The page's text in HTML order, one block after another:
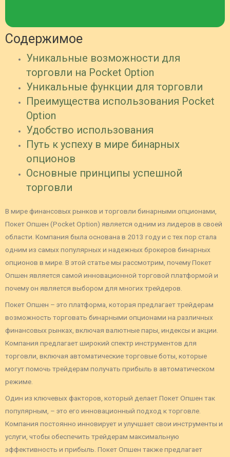
Содержимое
Уникальные возможности для
торговли на Pocket Option
Уникальные функции для торговли
Преимущества использования Pocket
Option
Удобство использования
Путь к успеху в мире бинарных
опционов
Основные принципы успешной
торговли
В мире финансовых рынков и торговли бинарными опционами,
Покет Опшен (Pocket Option) является одним из лидеров в своей
области. Компания была основана в 2013 году и с тех пор стала
одним из самых популярных и надежных брокеров бинарных
опционов в мире. В этой статье мы рассмотрим, почему Покет
Опшен является самой инновационной торговой платформой и
почему он является выбором для многих трейдеров.
Покет Опшен – это платформа, которая предлагает трейдерам
возможность торговать бинарными опционами на различных
финансовых рынках, включая валютные пары, индексы и акции.
Компания предлагает широкий спектр инструментов для
торговли, включая автоматические торговые боты, которые
могут помочь трейдерам получать прибыль в автоматическом
режиме.
Один из ключевых факторов, который делает Покет Опшен так
популярным, – это его инновационный подход к торговле.
Компания постоянно инновирует и улучшает свои инструменты и
услуги, чтобы обеспечить трейдерам максимальную
эффективность и прибыль. Покет Опшен также предлагает